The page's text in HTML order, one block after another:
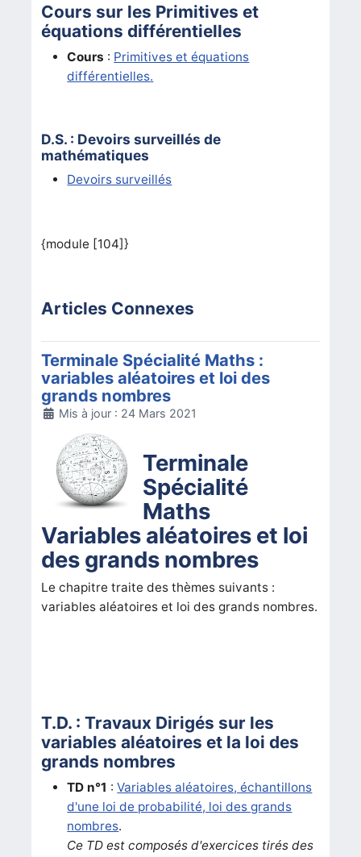
Cours sur les Primitives et
équations différentielles
Cours : Primitives et équations
différentielles.
D.S. : Devoirs surveillés de
mathématiques
Devoirs surveillés
{module [104]}
Articles Connexes
Terminale Spécialité Maths :
variables aléatoires et loi des
grands nombres
DétailsMis à jour : 24 Mars 2021
Terminale
Spécialité
Maths
Variables aléatoires et loi
des grands nombres
Le chapitre traite des thèmes suivants :
variables aléatoires et loi des grands nombres.
T.D. : Travaux Dirigés sur les
variables aléatoires et la loi des
grands nombres
TD n°1 :Variables aléatoires, échantillons
d'une loi de probabilité, loi des grands
nombres.
Ce TD est composés d'exercices tirés des